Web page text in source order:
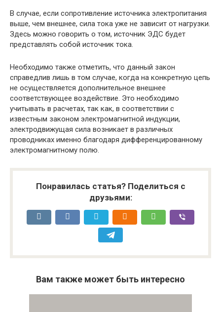
В случае, если сопротивление источника электропитания
выше, чем внешнее, сила тока уже не зависит от нагрузки.
Здесь можно говорить о том, источник ЭДС будет
представлять собой источник тока.
Необходимо также отметить, что данный закон
справедлив лишь в том случае, когда на конкретную цепь
не осуществляется дополнительное внешнее
соответствующее воздействие. Это необходимо
учитывать в расчетах, так как, в соответствии с
известным законом электромагнитной индукции,
электродвижущая сила возникает в различных
проводниках именно благодаря дифференцированному
электромагнитному полю.
Понравилась статья? Поделиться с
друзьями:
Вам также может быть интересно